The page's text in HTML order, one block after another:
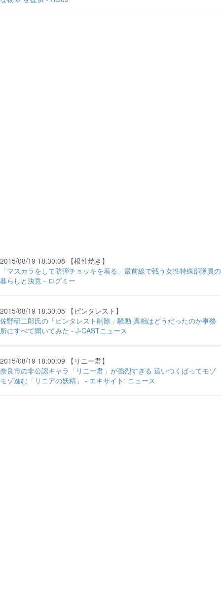
2015/08/19 18:30:08 【根性焼き】
「マスカラをして防弾チョッキを着る」最前線で戦う女性特殊部隊員の
暮らしと決意 - ログミー
2015/08/19 18:30:05 【ピンタレスト】
佐野研二郎氏の「ピンタレスト削除」騒動 真相はどうだったのか事務
所にすべて聞いてみた - J-CASTニュース
2015/08/19 18:00:09 【リニー君】
奈良市の非公認キャラ「リニー君」が強烈すぎる 這いつくばってモゾ
モゾ進む「リニアの妖精」 - エキサイト: ニュース